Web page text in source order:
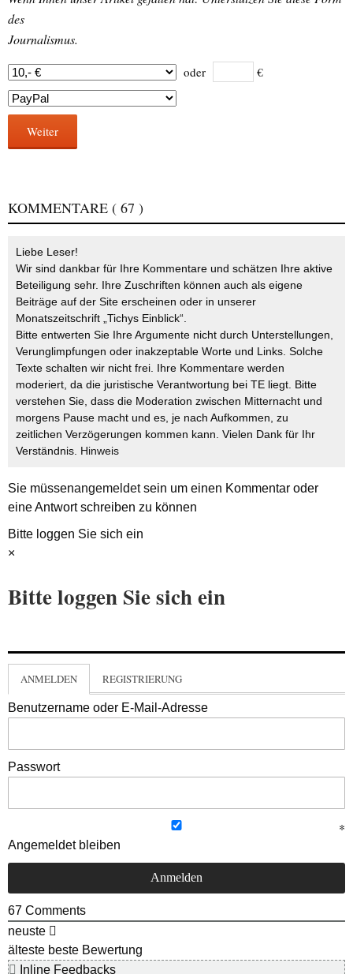
des
Journalismus.
oder €
Weiter
KOMMENTARE ( 67 )
Liebe Leser!
Wir sind dankbar für Ihre Kommentare und schätzen Ihre aktive
Beteiligung sehr. Ihre Zuschriften können auch als eigene
Beiträge auf der Site erscheinen oder in unserer
Monatszeitschrift „Tichys Einblick“.
Bitte entwerten Sie Ihre Argumente nicht durch Unterstellungen,
Verunglimpfungen oder inakzeptable Worte und Links. Solche
Texte schalten wir nicht frei. Ihre Kommentare werden
moderiert, da die juristische Verantwortung bei TE liegt. Bitte
verstehen Sie, dass die Moderation zwischen Mitternacht und
morgens Pause macht und es, je nach Aufkommen, zu
zeitlichen Verzögerungen kommen kann. Vielen Dank für Ihr
Verständnis. Hinweis
Sie müssenangemeldetsein um einen Kommentar oder
eine Antwort schreiben zu können
Bitte loggen Sie sich ein
×
Bitte loggen Sie sich ein
ANMELDEN REGISTRIERUNG
Benutzername oder E-Mail-Adresse
Passwort
Angemeldet bleiben
67 Comments
neuste
älteste beste Bewertung
Inline Feedbacks